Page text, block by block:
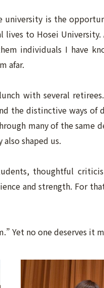
university is the
to Hosei
individuals I have
afar.
with several
the distinctive ways of
many of the same
shaped us.
thoughtful
and strength. For
Yet no one deserves it